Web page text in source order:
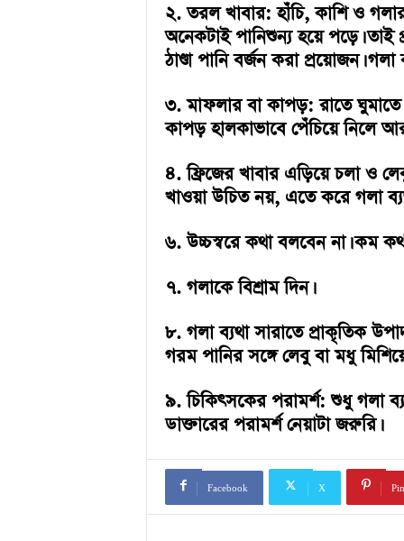
২. তরল খাবার: হাঁচি, কাশি ও
অনেকটাই পানিশুন্য হয়ে পড়ে।
ঠাণ্ডা পানি বর্জন করা প্রয়োজন।
৩. মাফলার বা কাপড়: রাতে
কাপড় হালকাভাবে পেঁচিয়ে নিলে
৪. ফ্রিজের খাবার এড়িয়ে চলা ও
খাওয়া উচিত নয়, এতে করে গলা
৬. উচ্চস্বরে কথা বলবেন না। কম
৭. গলাকে বিশ্রাম দিন।
৮. গলা ব্যথা সারাতে প্রাকৃতিক
গরম পানির সঙ্গে লেবু বা মধু
৯. চিকিৎসকের পরামর্শ: শুধু গলা
ডাক্তারের পরামর্শ নেয়াটা জরুরি।
Facebook X